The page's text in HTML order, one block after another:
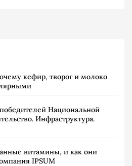
кефир, творог и молоко
Национальной
Инфраструктура.
витамины, и как они
IPSUM